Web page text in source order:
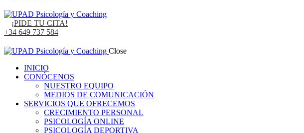
¡PIDE TU CITA!
+34 649 737 584
Close
INICIO
CONÓCENOS
NUESTRO EQUIPO
MEDIOS DE COMUNICACIÓN
SERVICIOS QUE OFRECEMOS
CRECIMIENTO PERSONAL
PSICOLOGÍA ONLINE
PSICOLOGÍA DEPORTIVA